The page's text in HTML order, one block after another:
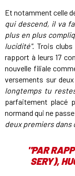
Et notamment celle
qui descend, il va
plus en plus
lucidité". Trois
rapport à leurs 17
nouvelle filiale
versements sur
longtemps tu
parfaitement placé
normand qui ne
deux premiers dans
"PAR
SERY),